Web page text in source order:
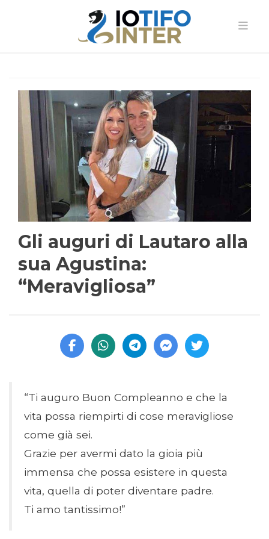
Gli auguri di Lautaro alla
sua Agustina:
“Meravigliosa”
“Ti auguro Buon Compleanno e che la
vita possa riempirti di cose meravigliose
come già sei.
Grazie per avermi dato la gioia più
immensa che possa esistere in questa
vita, quella di poter diventare padre.
Ti amo tantissimo!”